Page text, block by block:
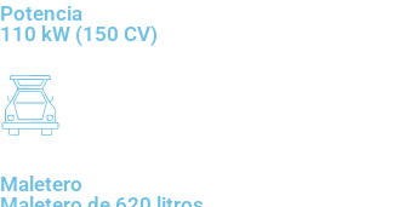
Potencia
110 kW (150 CV)
Maletero